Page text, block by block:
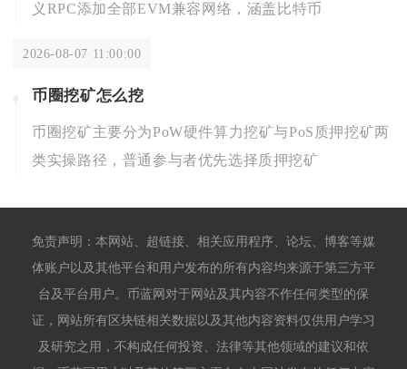
义RPC添加全部EVM兼容网络，涵盖比特币
2026-08-07 11:00:00
币圈挖矿怎么挖
币圈挖矿主要分为PoW硬件算力挖矿与PoS质押挖矿两
类实操路径，普通参与者优先选择质押挖矿
免责声明：本网站、超链接、相关应用程序、论坛、博客等媒
体账户以及其他平台和用户发布的所有内容均来源于第三方平
台及平台用户。币蓝网对于网站及其内容不作任何类型的保
证，网站所有区块链相关数据以及其他内容资料仅供用户学习
及研究之用，不构成任何投资、法律等其他领域的建议和依